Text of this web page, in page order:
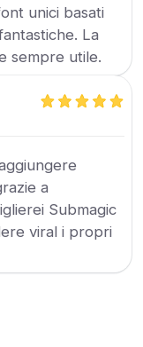
unici basati
La
sempre utile.
a
Submagic
viral i propri